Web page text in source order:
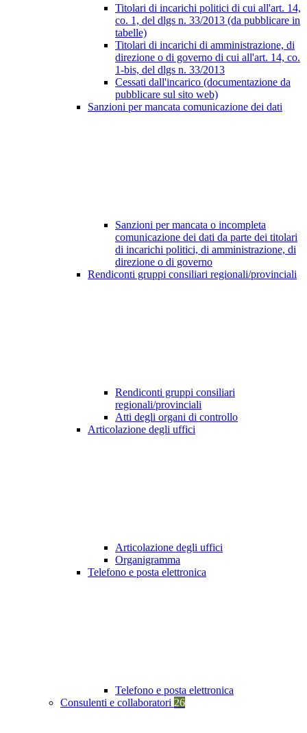
Titolari di incarichi politici di cui all'art. 14,
co. 1, del dlgs n. 33/2013 (da pubblicare in
tabelle)
Titolari di incarichi di amministrazione, di
direzione o di governo di cui all'art. 14, co.
1-bis, del dlgs n. 33/2013
Cessati dall'incarico (documentazione da
pubblicare sul sito web)
Sanzioni per mancata comunicazione dei dati
Sanzioni per mancata o incompleta
comunicazione dei dati da parte dei titolari
di incarichi politici, di amministrazione, di
direzione o di governo
Rendiconti gruppi consiliari regionali/provinciali
Rendiconti gruppi consiliari
regionali/provinciali
Atti degli organi di controllo
Articolazione degli uffici
Articolazione degli uffici
Organigramma
Telefono e posta elettronica
Telefono e posta elettronica
Consulenti e collaboratori 26